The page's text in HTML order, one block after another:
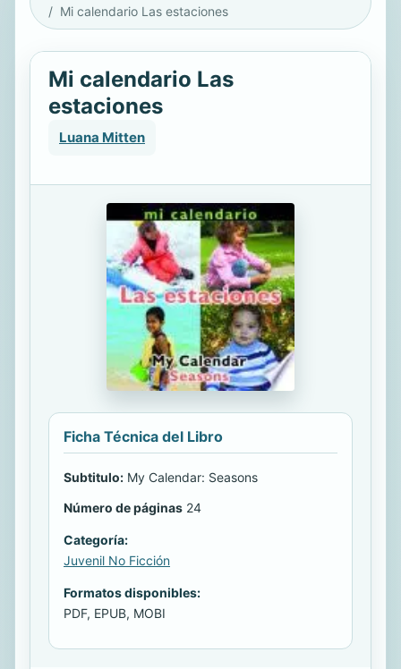
Mi calendario Las estaciones
Mi calendario Las
estaciones
Luana Mitten
Ficha Técnica del Libro
Subtitulo: My Calendar: Seasons
Número de páginas 24
Categoría:
Juvenil No Ficción
Formatos disponibles:
PDF, EPUB, MOBI